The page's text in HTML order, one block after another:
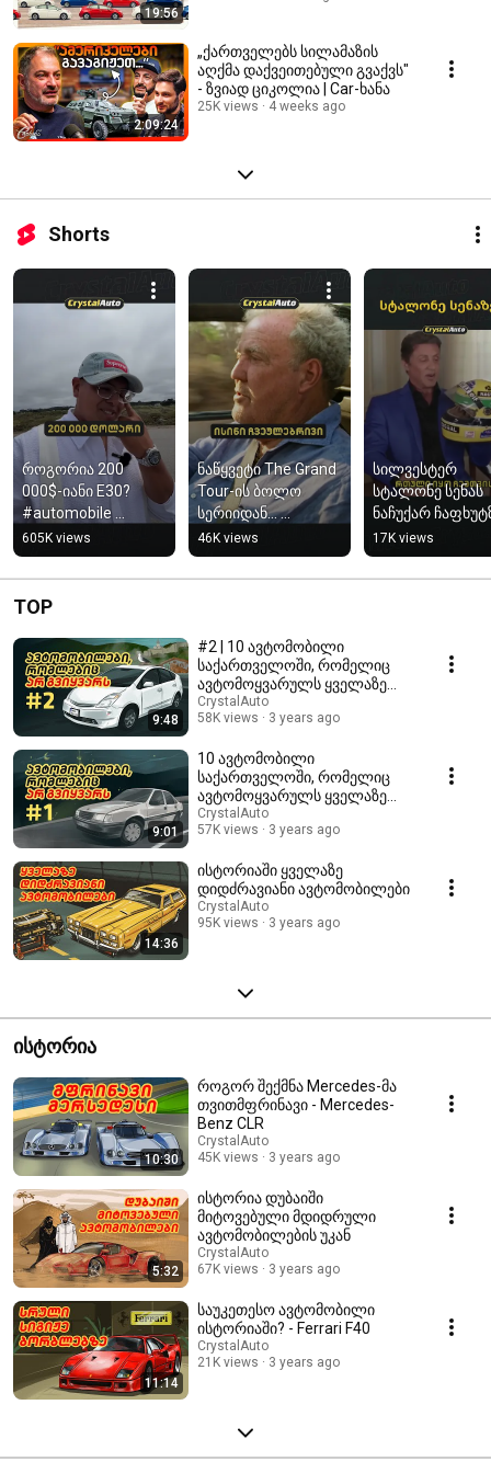
19:56
2:09:24
„ქართველებს სილამაზის
აღქმა დაქვეითებული გვაქვს"
- ზვიად ციკოლია | Car-ხანა
25K views 4 weeks ago
Shorts
როგორია 200
000$-იანი E30?
#automobile
#automotive
#crystalauto
605K views
ნაწყვეტი The Grand
Tour-ის ბოლო
სერიიდან...
#automobile
#automotive
#crystalauto
46K views
სილვესტერ
სტალონე სენას
ნაჩუქარ
საუბრობს
#automobile
#automotive
17K views
TOP
9:48
#2 | 10 ავტომობილი
საქართველოში, რომელიც
ავტომოყვარულს ყველაზე
მეტად არ უყვარს
CrystalAuto
58K views
3 years ago
9:01
10 ავტომობილი
საქართველოში, რომელიც
ავტომოყვარულს ყველაზე
მეტად არ უყვარს
CrystalAuto
57K views
3 years ago
14:36
ისტორიაში ყველაზე
დიდძრავიანი ავტომობილები
CrystalAuto
95K views
3 years ago
ისტორია
10:30
როგორ შექმნა Mercedes-მა
თვითმფრინავი - Mercedes-
Benz CLR
CrystalAuto
45K views
3 years ago
5:32
ისტორია დუბაიში
მიტოვებული მდიდრული
ავტომობილების უკან
CrystalAuto
67K views
3 years ago
11:14
საუკეთესო ავტომობილი
ისტორიაში? - Ferrari F40
CrystalAuto
21K views
3 years ago